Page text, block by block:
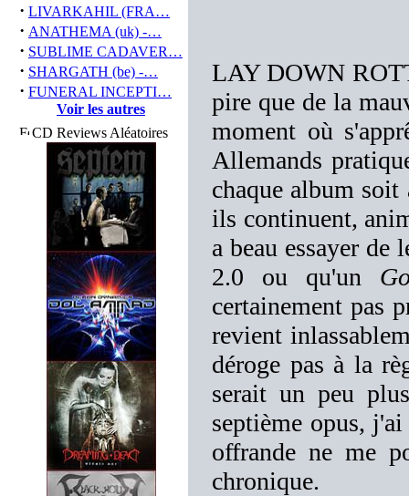
· LIVARKAHIL (FRA…
· ANATHEMA (uk) -…
· SUBLIME CADAVER…
· SHARGATH (be) -…
· FUNERAL INCEPTI…
Voir les autres
CD Reviews Aléatoires
LAY DOWN
pire que de la
moment où
Allemands
chaque album soit
ils continuent,
a beau essayer
2.0 ou qu'un
certainement pas
revient
déroge pas à la
serait un peu
septième opus,
offrande ne me
chronique.